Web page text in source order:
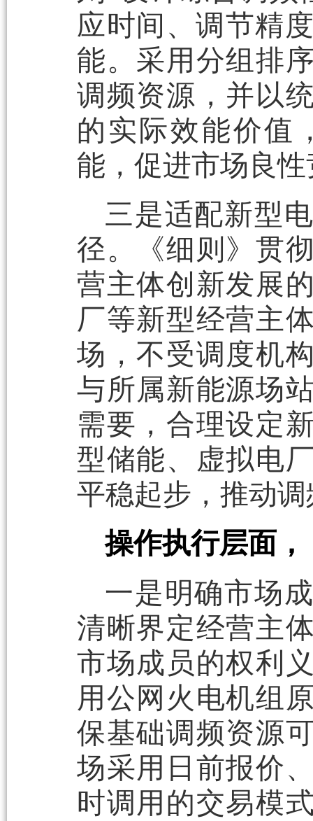
应时间、调节精
能。采用分组排
调频资源，并以
的实际效能价值
能，促进市场良
三是适配新型
径。《细则》贯
营主体创新发展
厂等新型经营主
场，不受调度机
与所属新能源场
需要，合理设定
型储能、虚拟电
平稳起步，推动
操作执行层面
一是明确市场
清晰界定经营主
市场成员的权利
用公网火电机组
保基础调频资源
场采用日前报价
时调用的交易模